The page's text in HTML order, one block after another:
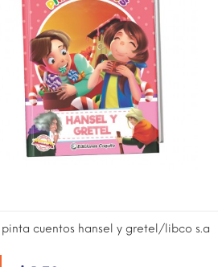
pinta cuentos hansel y gretel/libco s.a